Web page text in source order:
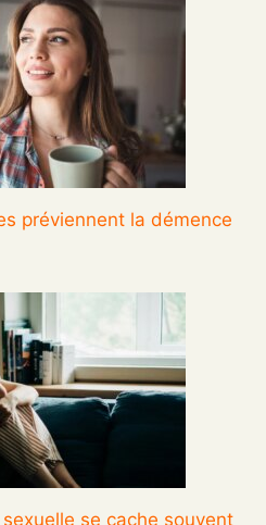
préviennent la démence
se cache souvent